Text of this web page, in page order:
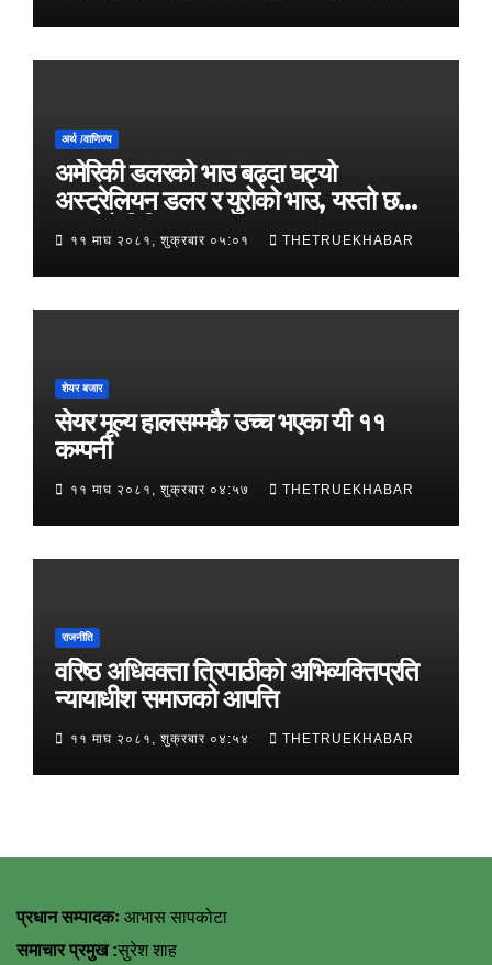
अर्थ /वाणिज्य
अमेरिकी डलरको भाउ बढ्दा घट्यो
अस्ट्रेलियन डलर र युरोको भाउ, यस्तो छ
आजको विनिमयदर
११ माघ २०८१, शुक्रबार ०५:०१ THETRUEKHABAR
शेयर बजार
सेयर मूल्य हालसम्मकै उच्च भएका यी ११
कम्पनी
११ माघ २०८१, शुक्रबार ०४:५७ THETRUEKHABAR
राजनीति
वरिष्ठ अधिवक्ता त्रिपाठीको अभिव्यक्तिप्रति
न्यायाधीश समाजको आपत्ति
११ माघ २०८१, शुक्रबार ०४:५४ THETRUEKHABAR
प्रधान सम्पादकः आभास सापकोटा
समाचार प्रमुख :सुरेश शाह